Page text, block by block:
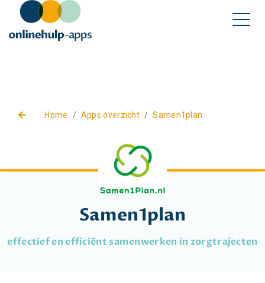
Home Apps overzicht Samen1plan
Samen1plan
effectief en efficiënt samenwerken in zorgtrajecten